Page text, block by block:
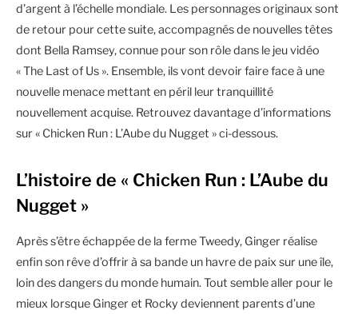
d’argent à l’échelle mondiale. Les personnages originaux sont
de retour pour cette suite, accompagnés de nouvelles têtes
dont Bella Ramsey, connue pour son rôle dans le jeu vidéo
« The Last of Us ». Ensemble, ils vont devoir faire face à une
nouvelle menace mettant en péril leur tranquillité
nouvellement acquise. Retrouvez davantage d’informations
sur « Chicken Run : L’Aube du Nugget » ci-dessous.
L’histoire de « Chicken Run : L’Aube du
Nugget »
Après s’être échappée de la ferme Tweedy, Ginger réalise
enfin son rêve d’offrir à sa bande un havre de paix sur une île,
loin des dangers du monde humain. Tout semble aller pour le
mieux lorsque Ginger et Rocky deviennent parents d’une